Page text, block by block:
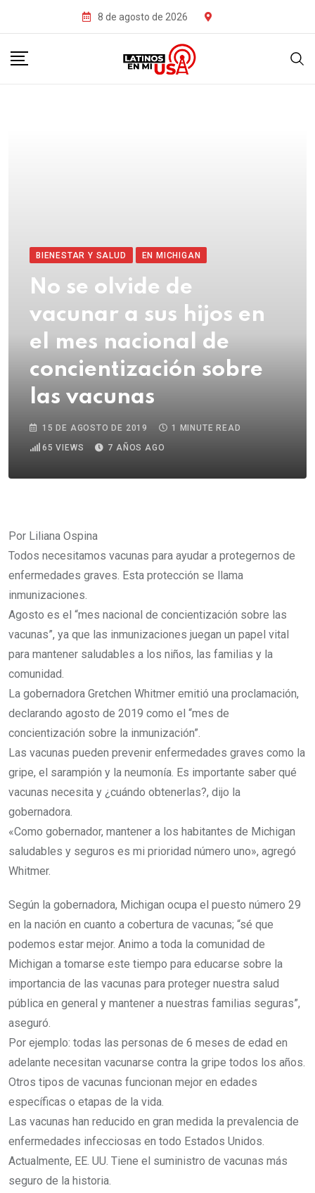
8 de agosto de 2026
BIENESTAR Y SALUD EN MICHIGAN
No se olvide de
vacunar a sus hijos en
el mes nacional de
concientización sobre
las vacunas
15 DE AGOSTO DE 2019
1 MINUTE READ
65 VIEWS 7 AÑOS AGO
Por Liliana Ospina
Todos necesitamos vacunas para ayudar a protegernos de
enfermedades graves. Esta protección se llama
inmunizaciones.
Agosto es el “mes nacional de concientización sobre las
vacunas”, ya que las inmunizaciones juegan un papel vital
para mantener saludables a los niños, las familias y la
comunidad.
La gobernadora Gretchen Whitmer emitió una proclamación,
declarando agosto de 2019 como el “mes de
concientización sobre la inmunización”.
Las vacunas pueden prevenir enfermedades graves como la
gripe, el sarampión y la neumonía. Es importante saber qué
vacunas necesita y ¿cuándo obtenerlas?, dijo la
gobernadora.
«Como gobernador, mantener a los habitantes de Michigan
saludables y seguros es mi prioridad número uno», agregó
Whitmer.
Según la gobernadora, Michigan ocupa el puesto número 29
en la nación en cuanto a cobertura de vacunas; “sé que
podemos estar mejor. Animo a toda la comunidad de
Michigan a tomarse este tiempo para educarse sobre la
importancia de las vacunas para proteger nuestra salud
pública en general y mantener a nuestras familias seguras”,
aseguró.
Por ejemplo: todas las personas de 6 meses de edad en
adelante necesitan vacunarse contra la gripe todos los años.
Otros tipos de vacunas funcionan mejor en edades
específicas o etapas de la vida.
Las vacunas han reducido en gran medida la prevalencia de
enfermedades infecciosas en todo Estados Unidos.
Actualmente, EE. UU. Tiene el suministro de vacunas más
seguro de la historia.